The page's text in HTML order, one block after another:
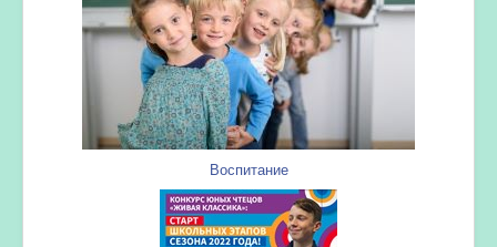
Воспитание